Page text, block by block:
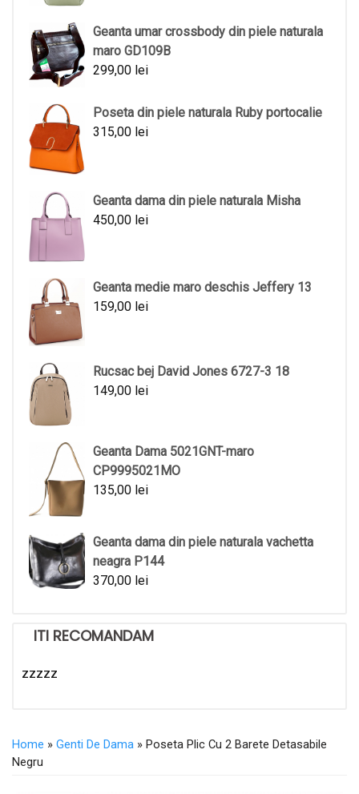
Geanta umar crossbody din piele naturala
maro GD109B
299,00 lei
Poseta din piele naturala Ruby portocalie
315,00 lei
Geanta dama din piele naturala Misha
450,00 lei
Geanta medie maro deschis Jeffery 13
159,00 lei
Rucsac bej David Jones 6727-3 18
149,00 lei
Geanta Dama 5021GNT-maro
CP9995021MO
135,00 lei
Geanta dama din piele naturala vachetta
neagra P144
370,00 lei
ITI RECOMANDAM
zzzzz
Home » Genti De Dama » Poseta Plic Cu 2 Barete Detasabile
Negru